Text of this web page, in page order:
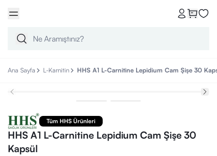
Ana Sayfa L-Karnitin HHS A1 L-Carnitine Lepidium Cam Şişe 30
Tüm HHS Ürünleri
HHS A1 L-Carnitine Lepidium Cam Şişe 30
Kapsül